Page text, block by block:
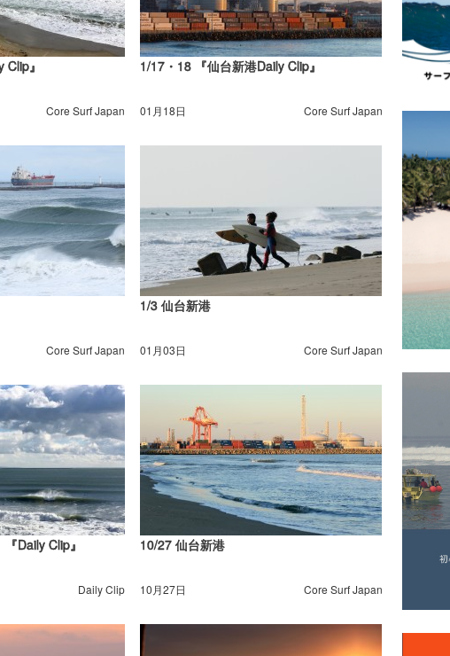
』
Core Surf Japan
1/17・18 『仙台新港Daily Clip』
01月18日 Core Surf Japan
Core Surf Japan
1/3 仙台新港
01月03日 Core Surf Japan
Daily Clip』
Daily Clip
10/27 仙台新港
10月27日 Core Surf Japan